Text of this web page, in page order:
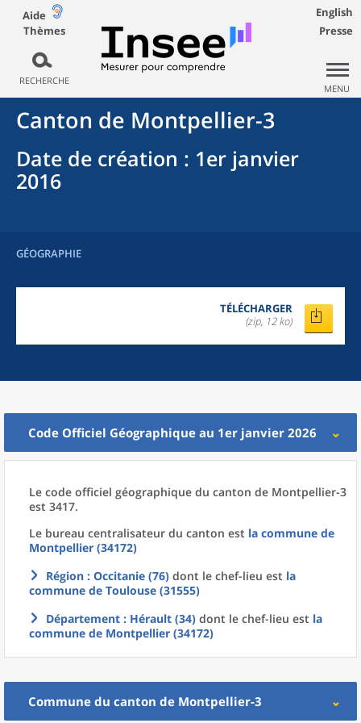
Aide
Thèmes
RECHERCHE
English
Presse
MENU
Canton de Montpellier-3
Date de création : 1er janvier
2016
GÉOGRAPHIE
TÉLÉCHARGER
(zip, 12 ko)
Code Officiel Géographique au 1er janvier 2026
Le code officiel géographique du canton de Montpellier-3
est 3417.
Le bureau centralisateur du canton est la commune de
Montpellier (34172)
Région : Occitanie (76) dont le chef-lieu est la
commune de Toulouse (31555)
Département : Hérault (34) dont le chef-lieu est la
commune de Montpellier (34172)
Commune du canton de Montpellier-3